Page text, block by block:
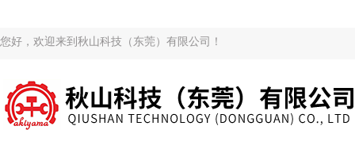
您好，欢迎来到秋山科技（东莞）有限公司！